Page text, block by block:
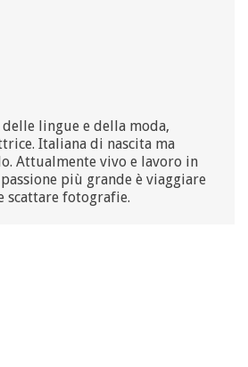
lingue e della moda,
Italiana di nascita ma
Attualmente vivo e lavoro in
più grande è viaggiare
scattare fotografie.